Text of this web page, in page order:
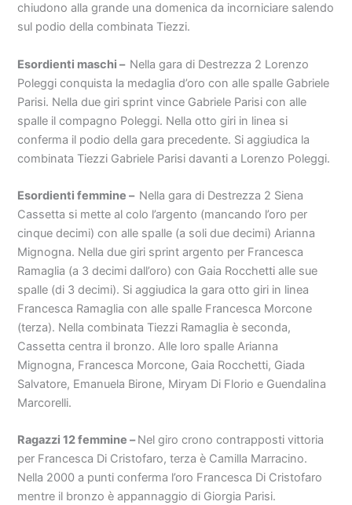
chiudono alla grande una domenica da incorniciare salendo
sul podio della combinata Tiezzi.
Esordienti maschi – Nella gara di Destrezza 2 Lorenzo
Poleggi conquista la medaglia d’oro con alle spalle Gabriele
Parisi. Nella due giri sprint vince Gabriele Parisi con alle
spalle il compagno Poleggi. Nella otto giri in linea si
conferma il podio della gara precedente. Si aggiudica la
combinata Tiezzi Gabriele Parisi davanti a Lorenzo Poleggi.
Esordienti femmine – Nella gara di Destrezza 2 Siena
Cassetta si mette al colo l’argento (mancando l’oro per
cinque decimi) con alle spalle (a soli due decimi) Arianna
Mignogna. Nella due giri sprint argento per Francesca
Ramaglia (a 3 decimi dall’oro) con Gaia Rocchetti alle sue
spalle (di 3 decimi). Si aggiudica la gara otto giri in linea
Francesca Ramaglia con alle spalle Francesca Morcone
(terza). Nella combinata Tiezzi Ramaglia è seconda,
Cassetta centra il bronzo. Alle loro spalle Arianna
Mignogna, Francesca Morcone, Gaia Rocchetti, Giada
Salvatore, Emanuela Birone, Miryam Di Florio e Guendalina
Marcorelli.
Ragazzi 12 femmine –Nel giro crono contrapposti vittoria
per Francesca Di Cristofaro, terza è Camilla Marracino.
Nella 2000 a punti conferma l’oro Francesca Di Cristofaro
mentre il bronzo è appannaggio di Giorgia Parisi.